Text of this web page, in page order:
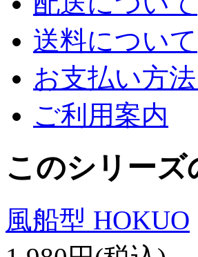
送料について
お支払い方
ご利用案内
このシリーズ
風船型 HOKUO